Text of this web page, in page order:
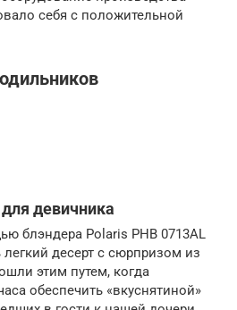
себя с положительной
девичника
блэндера Polaris PHB 0713AL
легкий десерт с сюрпризом из
этим путем, когда
обеспечить «вкуснятиной»